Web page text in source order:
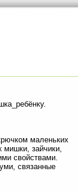
маленьких
мишки, зайчики,
свойствами.
связанные